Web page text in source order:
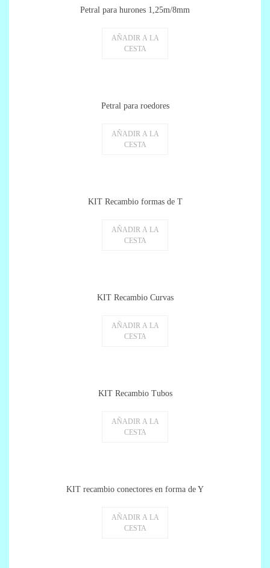
Petral para hurones 1,25m/8mm
AÑADIR A LA
CESTA
Petral para roedores
AÑADIR A LA
CESTA
KIT Recambio formas de T
AÑADIR A LA
CESTA
KIT Recambio Curvas
AÑADIR A LA
CESTA
KIT Recambio Tubos
AÑADIR A LA
CESTA
KIT recambio conectores en forma de Y
AÑADIR A LA
CESTA